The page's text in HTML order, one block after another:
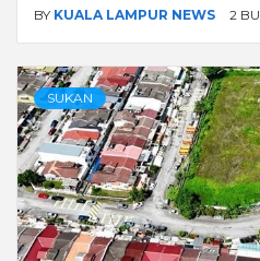
BY KUALA LAMPUR NEWS 2
SUKAN